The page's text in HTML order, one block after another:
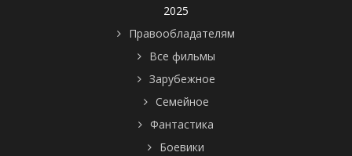
2025
Правообладателям
Все фильмы
Зарубежное
Семейное
Фантастика
Боевики